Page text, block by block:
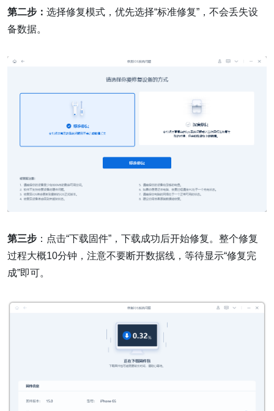
第二步： 选择修复模式，优先选择“标准修复”，不会丢失设
备数据。
第三步 ：点击“下载固件”，下载成功后开始修复。整个修复
过程大概10分钟，注意不要断开数据线，等待显示“修复完
成”即可。